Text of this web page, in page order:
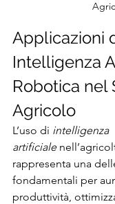
Applicazioni
Intelligenza
Robotica nel
Agricolo
L’uso di intelligenza
artificiale
rappresenta una
fondamentali per
produttività,